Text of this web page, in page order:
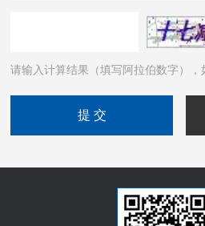
请输入计算结果（填写阿拉伯数字），